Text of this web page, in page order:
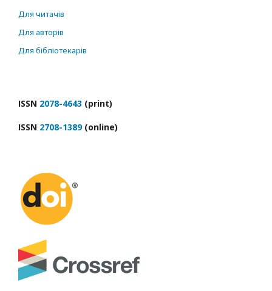
Для читачів
Для авторів
Для бібліотекарів
ІSSN 2078-4643 (print)
ІSSN 2708-1389(online)